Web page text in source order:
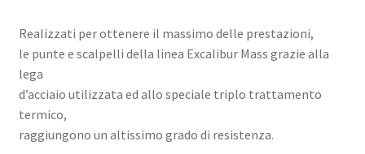
Realizzati per ottenere il massimo delle prestazioni,
le punte e scalpelli della linea Excalibur Mass grazie alla
lega
d’acciaio utilizzata ed allo speciale triplo trattamento
termico,
raggiungono un altissimo grado di resistenza.